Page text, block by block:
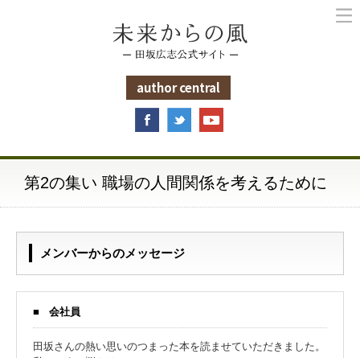
author central
第2の集い 職場の人間関係を考えるために
メンバーからのメッセージ
会社員
田坂さんの熱い思いのつまった本を読ませていただきました。